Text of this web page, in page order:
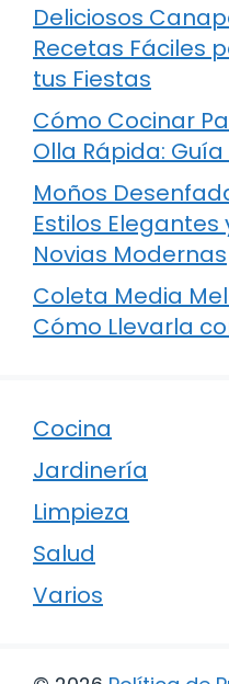
Deliciosos
Recetas Fáciles
tus Fiestas
Cómo Cocinar
Olla Rápida:
Moños
Estilos
Novias Modernas
Coleta Media
Cómo Llevarla
Cocina
Jardinería
Limpieza
Salud
Varios